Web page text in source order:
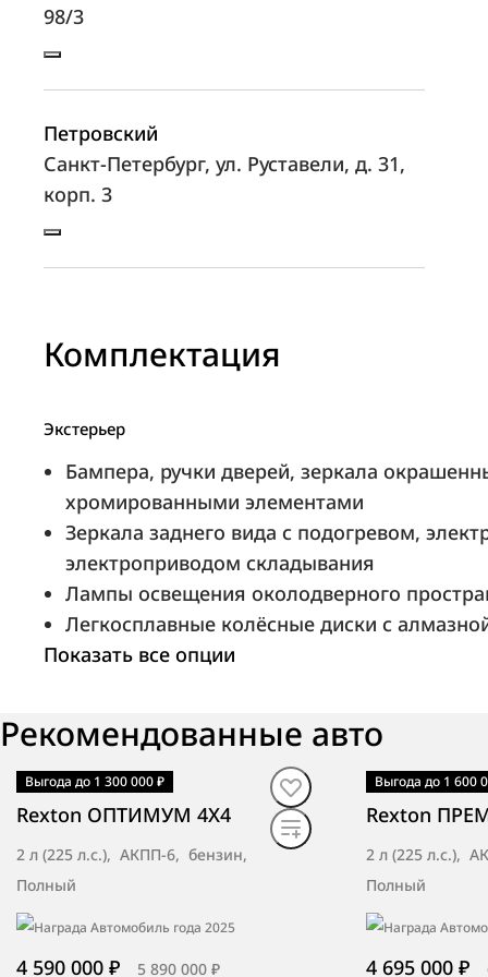
98/3
Петровский
Санкт-Петербург, ул. Руставели, д. 31,
корп. 3
Пермь, ш. Космонавтов, д. 368А
Радар-Авто
Иваново, ул. Фрунзе, д.92
Аарон Авто
Москва, ул. Рябиновая, д. 14
Никко
Тюмень, ул. Одесская, д. 1г
БН-Моторс BNM Брянск
Брянск, пр-кт Станке Димитрова, 62
Комплектация
Экстерьер
Бампера, ручки дверей, зеркала
хромированными элементами
Зеркала заднего вида с подогревом,
электроприводом складывания
Лампы освещения околодверного
Легкосплавные колёсные диски с
Показать все опции
Рекомендованные авто
Выгода до 1 300 000 ₽
В наличии·авто
Rexton ОПТИМУМ 4X4
2 л (225 л.с.), АКПП-6, бензин,
Полный
4 590 000 ₽ 5 890 000 ₽
Выгода до 1 600
В наличии·
Rexton
2 л (225 л.с.),
Полный
4 695 000 ₽